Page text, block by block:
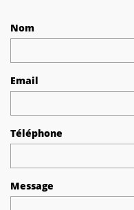
Nom
Email
Téléphone
Message